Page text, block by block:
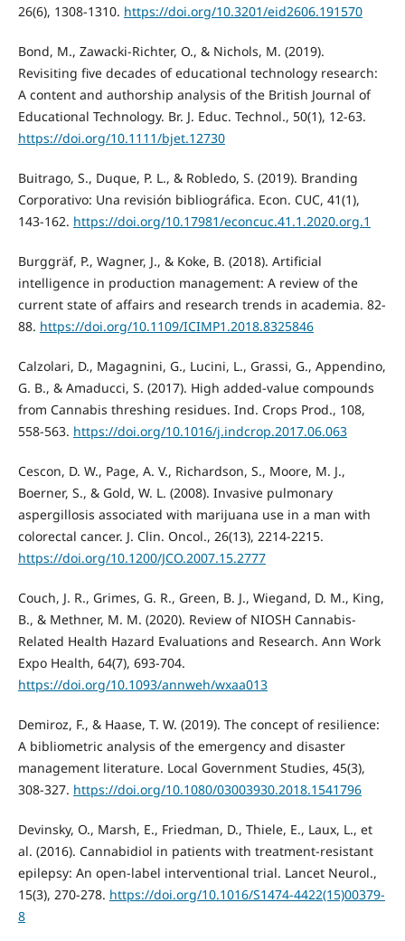
26(6), 1308-1310. https://doi.org/10.3201/eid2606.191570
Bond, M., Zawacki-Richter, O., & Nichols, M. (2019).
Revisiting five decades of educational technology research:
A content and authorship analysis of the British Journal of
Educational Technology. Br. J. Educ. Technol., 50(1), 12-63.
https://doi.org/10.1111/bjet.12730
Buitrago, S., Duque, P. L., & Robledo, S. (2019). Branding
Corporativo: Una revisión bibliográfica. Econ. CUC, 41(1),
143-162. https://doi.org/10.17981/econcuc.41.1.2020.org.1
Burggräf, P., Wagner, J., & Koke, B. (2018). Artificial
intelligence in production management: A review of the
current state of affairs and research trends in academia. 82-
88. https://doi.org/10.1109/ICIMP1.2018.8325846
Calzolari, D., Magagnini, G., Lucini, L., Grassi, G., Appendino,
G. B., & Amaducci, S. (2017). High added-value compounds
from Cannabis threshing residues. Ind. Crops Prod., 108,
558-563. https://doi.org/10.1016/j.indcrop.2017.06.063
Cescon, D. W., Page, A. V., Richardson, S., Moore, M. J.,
Boerner, S., & Gold, W. L. (2008). Invasive pulmonary
aspergillosis associated with marijuana use in a man with
colorectal cancer. J. Clin. Oncol., 26(13), 2214-2215.
https://doi.org/10.1200/JCO.2007.15.2777
Couch, J. R., Grimes, G. R., Green, B. J., Wiegand, D. M., King,
B., & Methner, M. M. (2020). Review of NIOSH Cannabis-
Related Health Hazard Evaluations and Research. Ann Work
Expo Health, 64(7), 693-704.
https://doi.org/10.1093/annweh/wxaa013
Demiroz, F., & Haase, T. W. (2019). The concept of resilience:
A bibliometric analysis of the emergency and disaster
management literature. Local Government Studies, 45(3),
308-327. https://doi.org/10.1080/03003930.2018.1541796
Devinsky, O., Marsh, E., Friedman, D., Thiele, E., Laux, L., et
al. (2016). Cannabidiol in patients with treatment-resistant
epilepsy: An open-label interventional trial. Lancet Neurol.,
15(3), 270-278. https://doi.org/10.1016/S1474-4422(15)00379-
8